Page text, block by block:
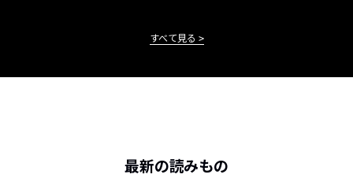
すべて見る
最新の読みもの